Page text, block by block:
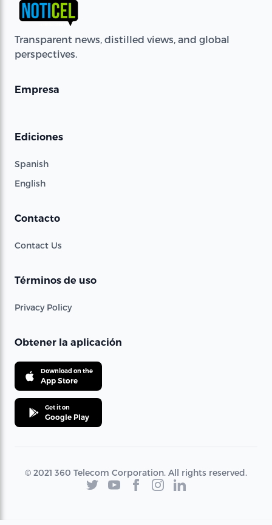
Transparent news, distilled views, and global
perspectives.
Empresa
Ediciones
Spanish
English
Contacto
Contact Us
Términos de uso
Privacy Policy
Obtener la aplicación
Download on the
App Store
Get it on
Google Play
© 2021 360 Telecom Corporation. All rights reserved.